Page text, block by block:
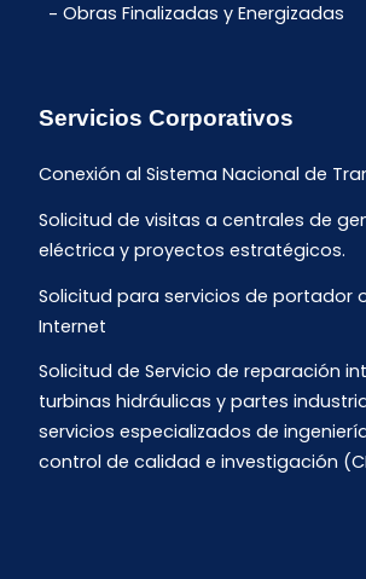
Obras Finalizadas y Energizadas
Servicios Corporativos
Conexión al Sistema Nacional de
Solicitud de visitas a centrales de
eléctrica y proyectos estratégicos.
Solicitud para servicios de portador
Internet
Solicitud de Servicio de reparación
turbinas hidráulicas y partes
servicios especializados de
control de calidad e investigación